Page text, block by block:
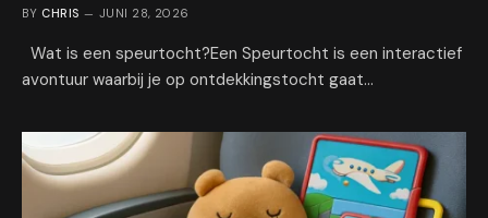
BY CHRIS JUNI 28, 2026
Wat is een speurtocht?Een Speurtocht is een interactief
avontuur waarbij je op ontdekkingstocht gaat…